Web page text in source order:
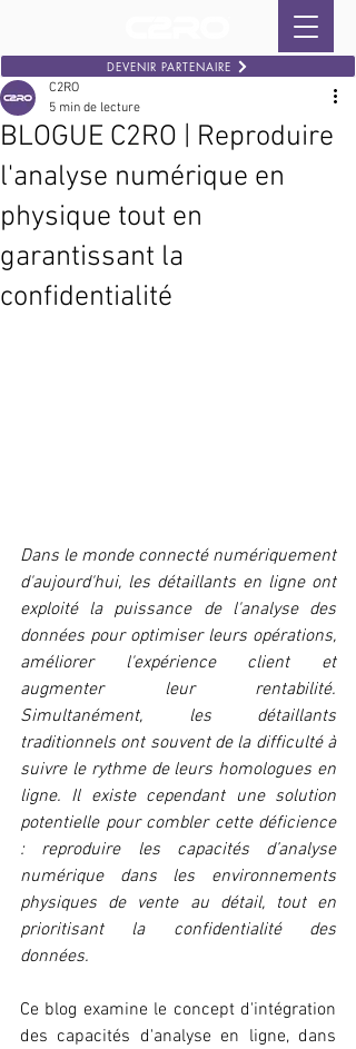
DEVENIR PARTENAIRE
BLOGUE C2RO | Reproduire
l'analyse numérique en
physique tout en
garantissant la
confidentialité
C2RO
5 min de lecture
Dans le monde connecté numériquement
d'aujourd'hui, les détaillants en ligne ont
exploité la puissance de l'analyse des
données pour optimiser leurs opérations,
améliorer l'expérience client et
augmenter leur rentabilité.
Simultanément, les détaillants
traditionnels ont souvent de la difficulté à
suivre le rythme de leurs homologues en
ligne. Il existe cependant une solution
potentielle pour combler cette déficience
: reproduire les capacités d’analyse
numérique dans les environnements
physiques de vente au détail, tout en
prioritisant la confidentialité des
données.
Ce blog examine le concept d'intégration
des capacités d'analyse en ligne, dans